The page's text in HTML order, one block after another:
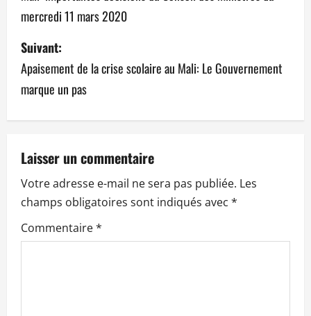
v
i
g
a
i
o
n
mercredi 11 mars 2020
Suivant:
Apaisement de la crise scolaire au Mali: Le Gouvernement
marque un pas
Laisser un commentaire
Votre adresse e-mail ne sera pas publiée. Les
champs obligatoires sont indiqués avec *
Commentaire*